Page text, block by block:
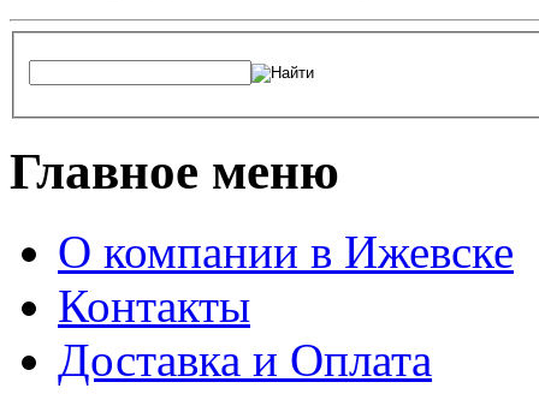
Главное меню
О компании в Ижевске
Контакты
Доставка и Оплата